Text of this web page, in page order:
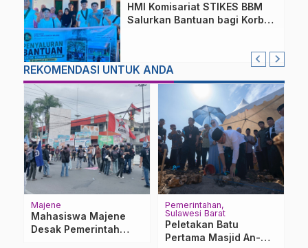
HMI Komisariat STIKES BBM
Salurkan Bantuan bagi Korban
REKOMENDASI UNTUK ANDA
Majene
Mahasiswa Majene
Desak Pemerintah
Pemerintahan
Sulawesi Barat
Peletakan Batu
Pertama Masjid An-